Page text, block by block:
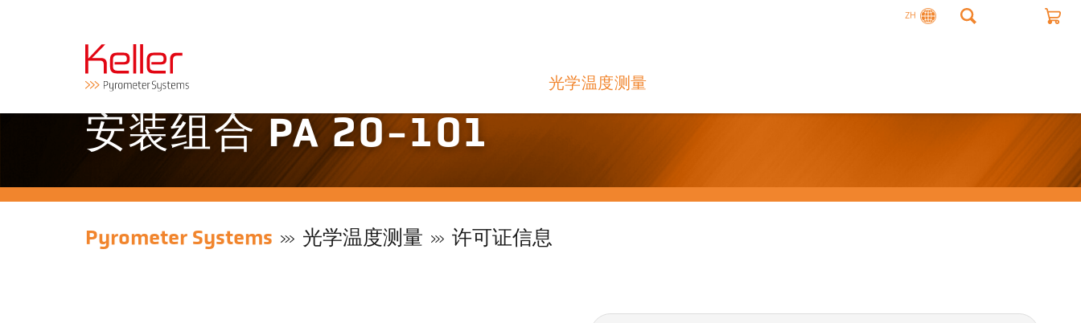
ZH
光学温度测量
安装组合 PA 20-101
Pyrometer Systems 光学温度测量 许可证信息